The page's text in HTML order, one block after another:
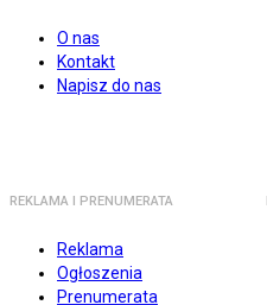
O nas
Kontakt
Napisz do nas
REKLAMA I PRENUMERATA
Reklama
Ogłoszenia
Prenumerata